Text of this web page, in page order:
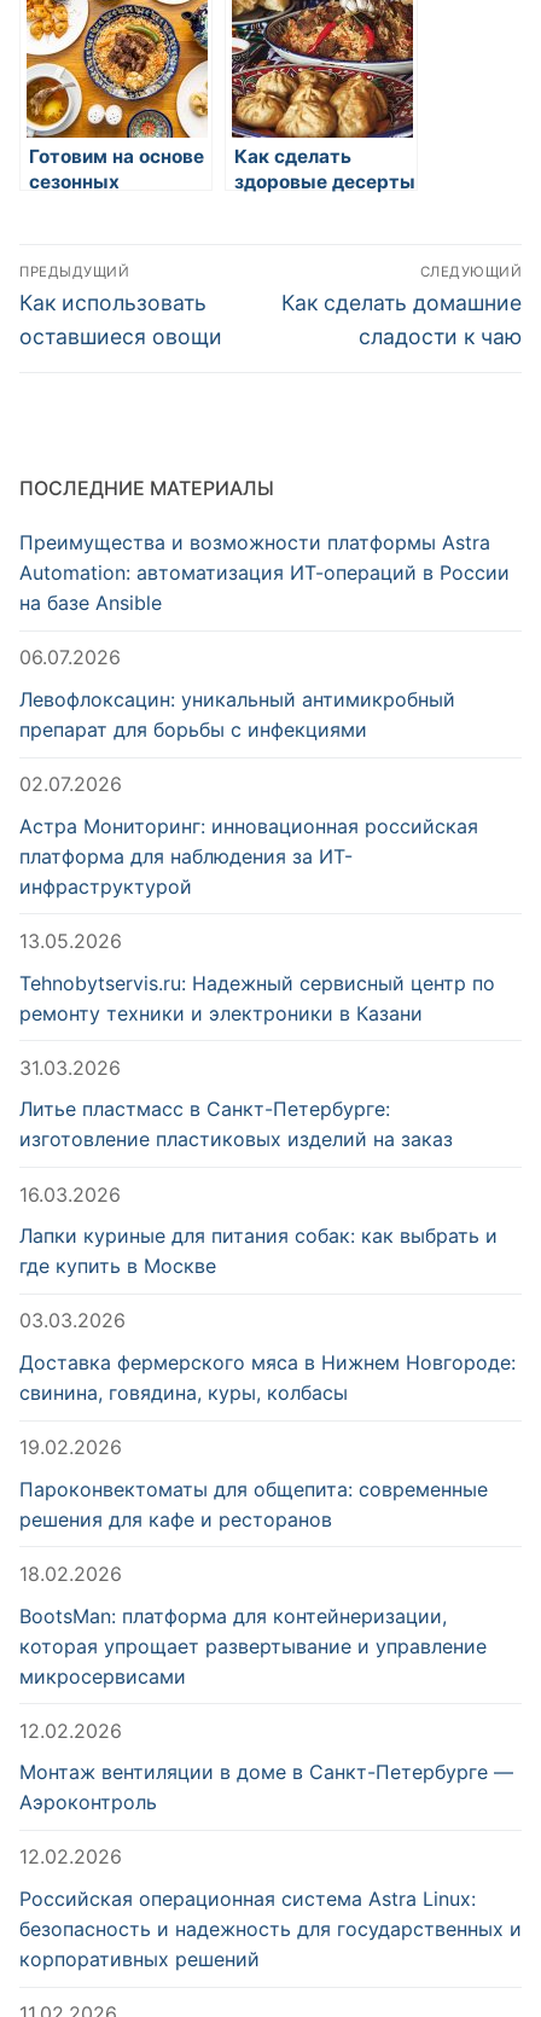
Готовим на основе
сезонных
Как сделать
здоровые десерты
Навигация
по
записям
ПРЕДЫДУЩИЙ
Предыдущая
запись:
Как использовать
оставшиеся овощи
СЛЕДУЮЩИЙ
Следующая
Как сделать домашние
сладости к чаю
ПОСЛЕДНИЕ МАТЕРИАЛЫ
Преимущества и возможности платформы Astra
Automation: автоматизация ИТ-операций в России
на базе Ansible
06.07.2026
Левофлоксацин: уникальный антимикробный
препарат для борьбы с инфекциями
02.07.2026
Астра Мониторинг: инновационная российская
платформа для наблюдения за ИТ-
инфраструктурой
13.05.2026
Tehnobytservis.ru: Надежный сервисный центр по
ремонту техники и электроники в Казани
31.03.2026
Литье пластмасс в Санкт-Петербурге:
изготовление пластиковых изделий на заказ
16.03.2026
Лапки куриные для питания собак: как выбрать и
где купить в Москве
03.03.2026
Доставка фермерского мяса в Нижнем Новгороде:
свинина, говядина, куры, колбасы
19.02.2026
Пароконвектоматы для общепита: современные
решения для кафе и ресторанов
18.02.2026
BootsMan: платформа для контейнеризации,
которая упрощает развертывание и управление
микросервисами
12.02.2026
Монтаж вентиляции в доме в Санкт-Петербурге —
Аэроконтроль
12.02.2026
Российская операционная система Astra Linux:
безопасность и надежность для государственных и
корпоративных решений